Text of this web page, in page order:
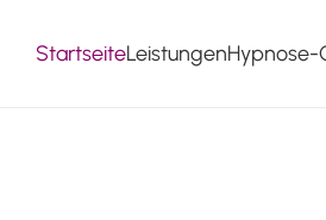
StartseiteLeistungenHypnose-